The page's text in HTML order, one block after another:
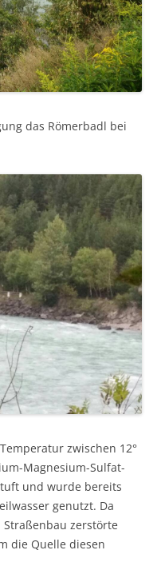
das Römerbadl bei
zwischen 12°
Magnesium-Sulfat-
und wurde bereits
genutzt. Da
zerstörte
die Quelle diesen